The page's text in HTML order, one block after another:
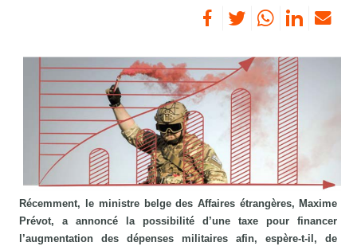
Récemment, le ministre belge des Affaires étrangères, Maxime
Prévot, a annoncé la possibilité d’une taxe pour financer
l’augmentation des dépenses militaires afin, espère-t-il, de